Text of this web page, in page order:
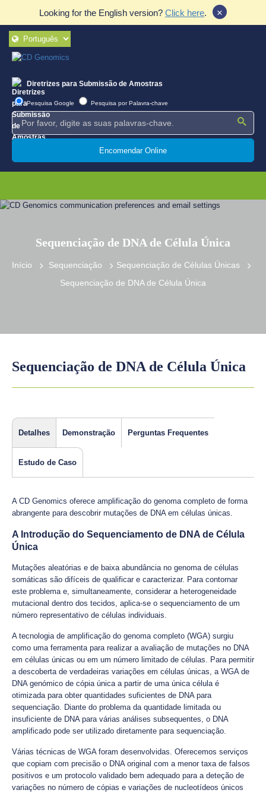
Looking for the English version? Click here. ×
Diretrizes para Submissão de Amostras
Pesquisa Google Pesquisa por Palavra-chave
Encomendar Online
Sequenciação de DNA de Célula Única
Início Sequenciação
Sequenciação de Células Únicas
Sequenciação de DNA de Célula Única
Sequenciação de DNA de Célula Única
Detalhes Demonstração Perguntas Frequentes
Estudo de Caso
A CD Genomics oferece amplificação do genoma completo de forma
abrangente para descobrir mutações de DNA em células únicas.
A Introdução do Sequenciamento de DNA de Célula
Única
Mutações aleatórias e de baixa abundância no genoma de células
somáticas são difíceis de qualificar e caracterizar. Para contornar
este problema e, simultaneamente, considerar a heterogeneidade
mutacional dentro dos tecidos, aplica-se o sequenciamento de um
número representativo de células individuais.
A tecnologia de amplificação do genoma completo (WGA) surgiu
como uma ferramenta para realizar a avaliação de mutações no DNA
em células únicas ou em um número limitado de células. Para permitir
a descoberta de verdadeiras variações em células únicas, a WGA de
DNA genómico de cópia única a partir de uma única célula é
otimizada para obter quantidades suficientes de DNA para
sequenciação. Diante do problema da quantidade limitada ou
insuficiente de DNA para várias análises subsequentes, o DNA
amplificado pode ser utilizado diretamente para sequenciação.
Várias técnicas de WGA foram desenvolvidas. Oferecemos serviços
que copiam com precisão o DNA original com a menor taxa de falsos
positivos e um protocolo validado bem adequado para a deteção de
variações no número de cópias e variações de nucleotídeos únicos